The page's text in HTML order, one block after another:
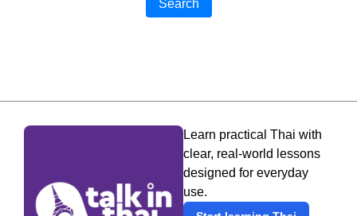
Search
Learn practical Thai with
clear, real-world lessons
designed for everyday
use.